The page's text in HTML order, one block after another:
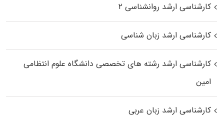
کارشناسی ارشد روانشناسی ۲
کارشناسی ارشد زبان شناسی
کارشناسی ارشد رﺷﺘﻪ ﻫﺎی تخصصی داﻧﺸﮕﺎه ﻋﻠﻮم انتظامی
اﻣﻴﻦ
کارشناسی ارشد زبان عربی